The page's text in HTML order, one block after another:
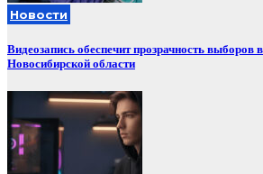
Новости
Видеозапись обеспечит прозрачность выборов
Новосибирской области